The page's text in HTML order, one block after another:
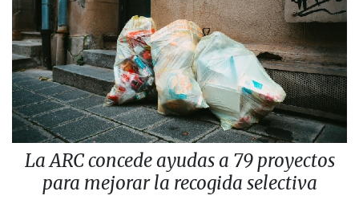
La ARC concede ayudas a 79 proyectos
para mejorar la recogida selectiva